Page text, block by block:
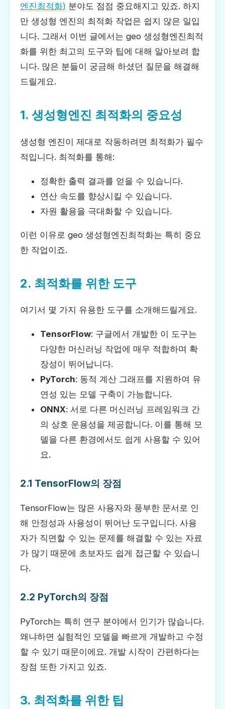
엔진최적화) 분야도 점점 중요해지고 있죠. 하지
만 생성형 엔진의 최적화 작업은 쉽지 않은 일입
니다. 그래서 이번 글에서는 geo 생성형엔진최적
화를 위한 최고의 도구와 팁에 대해 알아보려 합
니다. 많은 분들이 궁금해 하셨던 질문을 해결해
드릴게요.
1. 생성형엔진 최적화의 중요성
생성형 엔진이 제대로 작동하려면 최적화가 필수
적입니다. 최적화를 통해:
정확한 출력 결과를 얻을 수 있습니다.
연산 속도를 향상시킬 수 있습니다.
자원 활용을 극대화할 수 있습니다.
이런 이유로 geo 생성형엔진최적화는 특히 중요
한 작업이죠.
2. 최적화를 위한 도구
여기서 몇 가지 유용한 도구를 소개해드릴게요.
TensorFlow: 구글에서 개발한 이 도구는
다양한 머신러닝 작업에 매우 적합하며 확
장성이 뛰어납니다.
PyTorch: 동적 계산 그래프를 지원하여 유
연성 있는 모델 구축이 가능합니다.
ONNX: 서로 다른 머신러닝 프레임워크 간
의 상호 운용성을 제공합니다. 이를 통해 모
델을 다른 환경에서도 쉽게 사용할 수 있어
요.
2.1 TensorFlow의 장점
TensorFlow는 많은 사용자와 풍부한 문서로 인
해 안정성과 사용성이 뛰어난 도구입니다. 사용
자가 직면할 수 있는 문제를 해결할 수 있는 자료
가 많기 때문에 초보자도 쉽게 접근할 수 있습니
다.
2.2 PyTorch의 장점
PyTorch는 특히 연구 분야에서 인기가 많습니다.
왜냐하면 실험적인 모델을 빠르게 개발하고 수정
할 수 있기 때문이에요. 개발 시작이 간편하다는
장점 또한 가지고 있죠.
3. 최적화를 위한 팁